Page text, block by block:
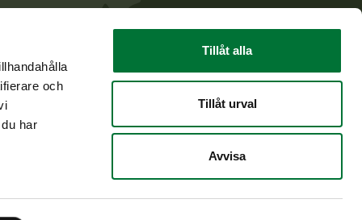
och
har
Tillåt alla
Tillåt urval
Avvisa